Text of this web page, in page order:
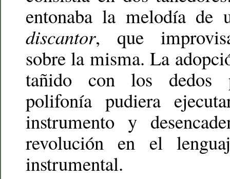
entonaba la melodía de
discantor, que
sobre la misma. La
tañido con los dedos
polifonía pudiera
instrumento y
revolución en el
instrumental.